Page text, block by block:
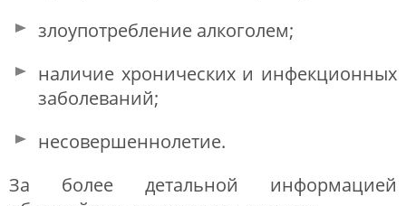
злоупотребление алкоголем;
наличие хронических и инфекционных
заболеваний;
несовершеннолетие.
За более детальной информацией